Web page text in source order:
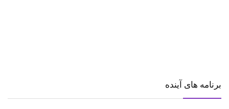
برنامه های آینده